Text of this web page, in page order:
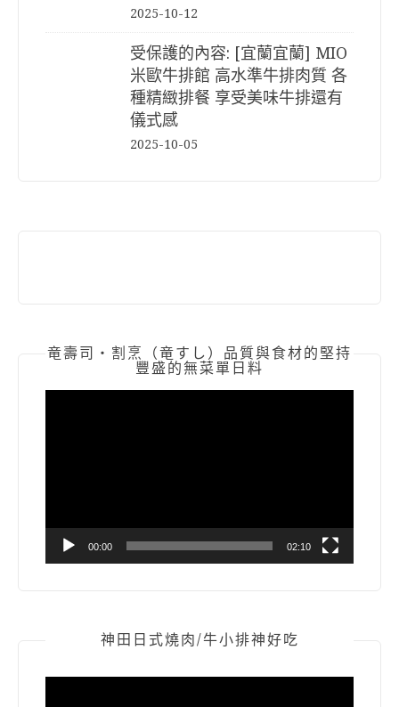
2025-10-12
受保護的內容: [宜蘭宜蘭] MIO
米歐牛排館 高水準牛排肉質 各
種精緻排餐 享受美味牛排還有
儀式感
2025-10-05
竜壽司‧割烹（竜すし）品質與食材的堅持
豐盛的無菜單日料
00:00 02:10
神田日式燒肉/牛小排神好吃